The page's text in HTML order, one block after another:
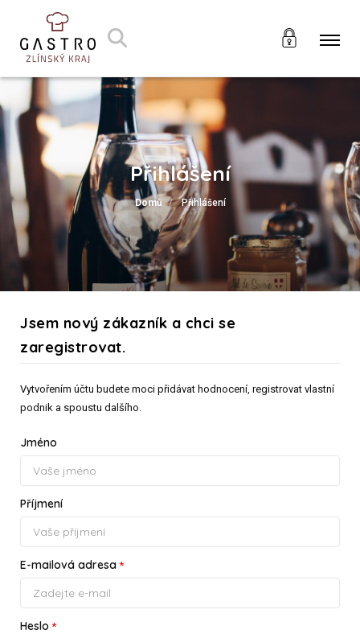
Přihlášení
Domů Přihlášení
Jsem nový zákazník a chci se
zaregistrovat.
Vytvořením účtu budete moci přidávat hodnocení, registrovat vlastní
podnik a spoustu dalšího.
Jméno
Příjmení
E-mailová adresa *
Heslo *